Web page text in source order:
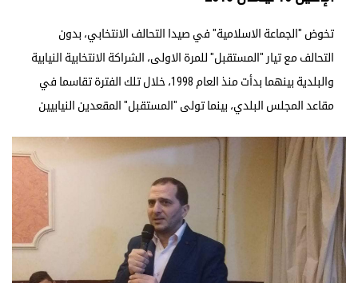
تخوض "الجماعة الاسلامية" في صيدا التحالف الانتخابي، بدون
التحالف مع تيار "المستقبل" للمرة الاولى، الشراكة الانتخابية النيابية
والبلدية بينهما بدأت منذ العام 1998، خلال تلك الفترة تقاسما في
مقاعد المجلس البلدي، بينما تولى "المستقبل" المقعدين النيابيين